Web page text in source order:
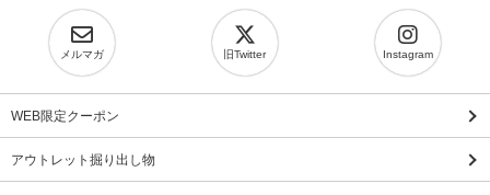
メルマガ 旧Twitter Instagram
WEB限定クーポン
アウトレット掘り出し物